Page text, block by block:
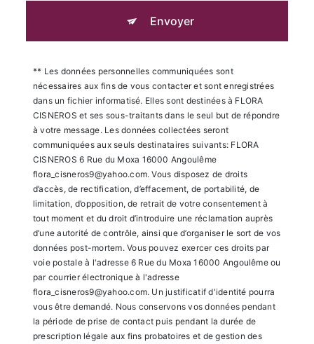
Envoyer
** Les données personnelles communiquées sont
nécessaires aux fins de vous contacter et sont enregistrées
dans un fichier informatisé. Elles sont destinées à FLORA
CISNEROS et ses sous-traitants dans le seul but de répondre
à votre message. Les données collectées seront
communiquées aux seuls destinataires suivants: FLORA
CISNEROS 6 Rue du Moxa 16000 Angoulême
flora_cisneros9@yahoo.com. Vous disposez de droits
d’accès, de rectification, d’effacement, de portabilité, de
limitation, d’opposition, de retrait de votre consentement à
tout moment et du droit d’introduire une réclamation auprès
d’une autorité de contrôle, ainsi que d’organiser le sort de vos
données post-mortem. Vous pouvez exercer ces droits par
voie postale à l'adresse 6 Rue du Moxa 16000 Angoulême ou
par courrier électronique à l'adresse
flora_cisneros9@yahoo.com. Un justificatif d'identité pourra
vous être demandé. Nous conservons vos données pendant
la période de prise de contact puis pendant la durée de
prescription légale aux fins probatoires et de gestion des